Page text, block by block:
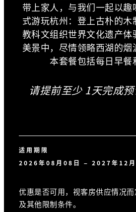
带上家人，与我们一起以
式游玩杭州：登上古朴的
教科文组织世界文化遗产
美景中，尽情领略西湖的烟
本套餐包括每日早餐
请提前至少 1天完成预
适用期限
2026年08月08日 – 2027年12
优惠是否可用，视客房供应情况
及其他限制条件。